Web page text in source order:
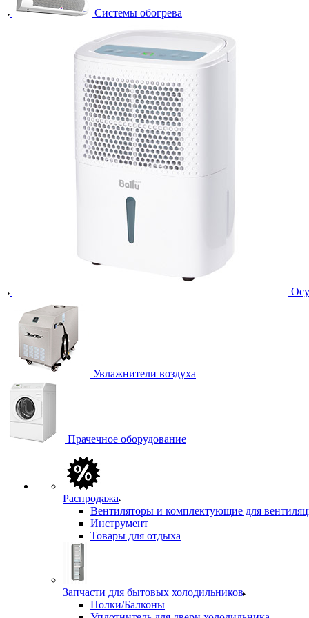
Системы обогрева
Увлажнители воздуха
Прачечное оборудование
Распродажа
Вентиляторы и комплектующие для
Инструмент
Товары для отдыха
Запчасти для бытовых холодильников
Полки/Балконы